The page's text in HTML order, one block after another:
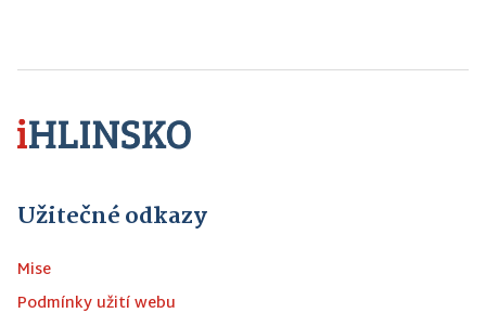
Užitečné odkazy
Mise
Podmínky užití webu